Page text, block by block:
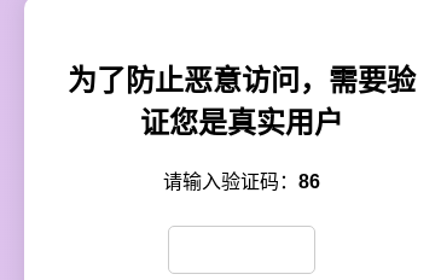
为了防止恶意访问，需要验
证您是真实用户
请输入验证码： 86